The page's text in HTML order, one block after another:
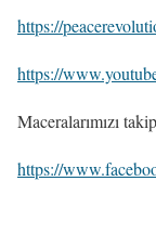
https://
https://
Maceralarımızı
https://